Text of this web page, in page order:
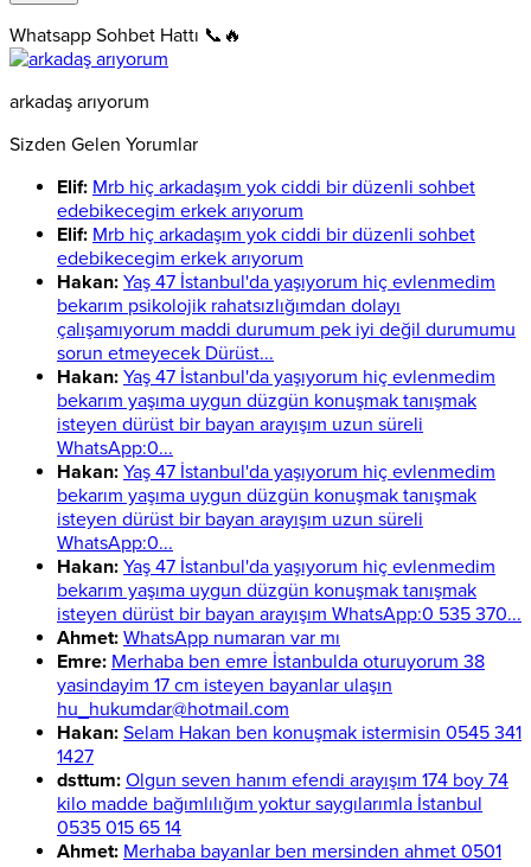
Whatsapp Sohbet Hattı 📞🔥
arkadaş arıyorum
Sizden Gelen Yorumlar
Elif: Mrb hiç arkadaşım yok ciddi bir düzenli sohbet
edebikecegim erkek arıyorum
Elif: Mrb hiç arkadaşım yok ciddi bir düzenli sohbet
edebikecegim erkek arıyorum
Hakan: Yaş 47 İstanbul'da yaşıyorum hiç evlenmedim
bekarım psikolojik rahatsızlığımdan dolayı
çalışamıyorum maddi durumum pek iyi değil durumumu
sorun etmeyecek Dürüst...
Hakan: Yaş 47 İstanbul'da yaşıyorum hiç evlenmedim
bekarım yaşıma uygun düzgün konuşmak tanışmak
isteyen dürüst bir bayan arayışım uzun süreli
WhatsApp:0...
Hakan: Yaş 47 İstanbul'da yaşıyorum hiç evlenmedim
bekarım yaşıma uygun düzgün konuşmak tanışmak
isteyen dürüst bir bayan arayışım uzun süreli
WhatsApp:0...
Hakan: Yaş 47 İstanbul'da yaşıyorum hiç evlenmedim
bekarım yaşıma uygun düzgün konuşmak tanışmak
isteyen dürüst bir bayan arayışım WhatsApp:0 535 370...
Ahmet: WhatsApp numaran var mı
Emre: Merhaba ben emre İstanbulda oturuyorum 38
yasindayim 17 cm isteyen bayanlar ulaşın
hu_hukumdar@hotmail.com
Hakan: Selam Hakan ben konuşmak istermisin 0545 341
1427
dsttum: Olgun seven hanım efendi arayışım 174 boy 74
kilo madde bağımlılığım yoktur saygılarımla İstanbul
0535 015 65 14
Ahmet: Merhaba bayanlar ben mersinden ahmet 0501